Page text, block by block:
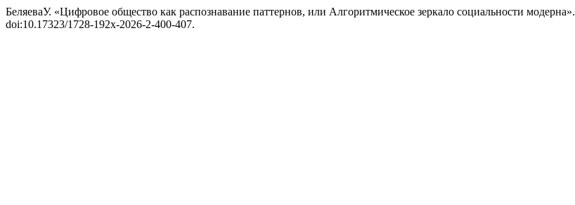
БеляеваУ. «Цифровое общество как распознавание паттернов, или Алгоритмическое зеркало социальности модерна».
doi:10.17323/1728-192x-2026-2-400-407.